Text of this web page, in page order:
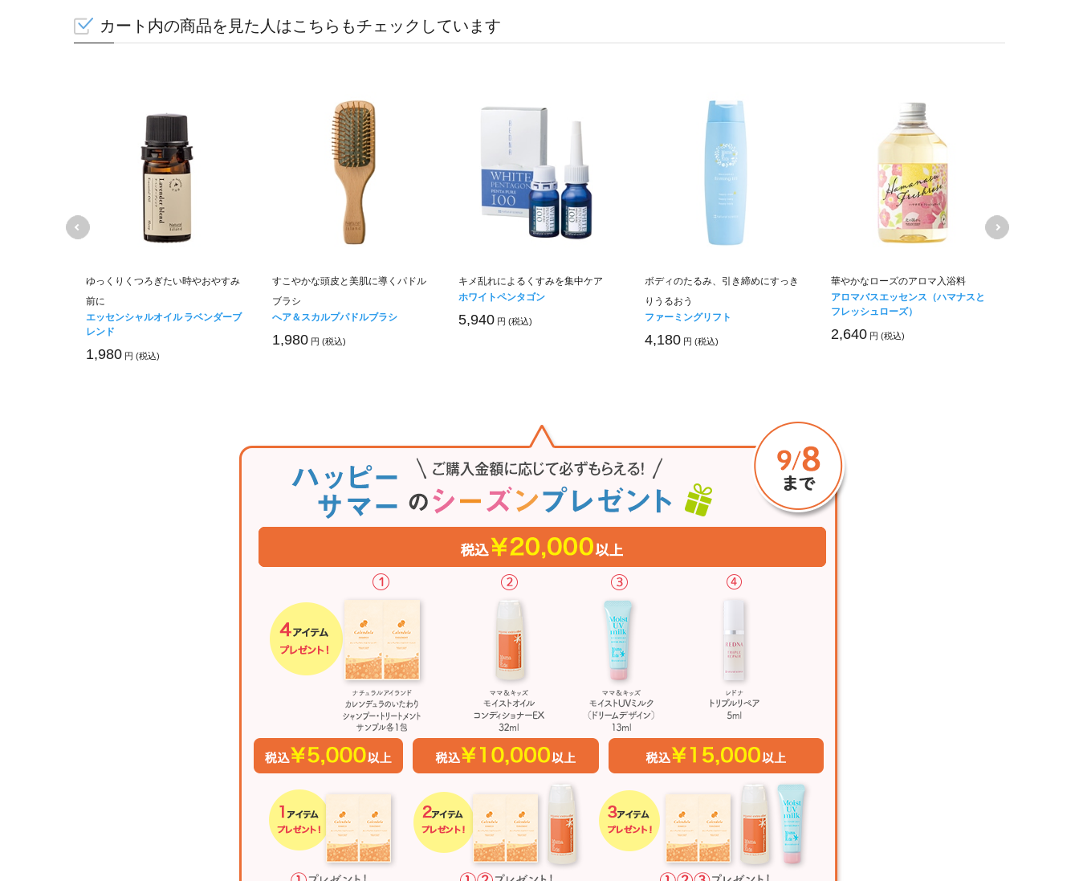
カート内の商品を見た人はこちらもチェックしています
ゆっくりくつろぎたい時やおやすみ
前に
エッセンシャルオイル ラベンダーブ
レンド
1,980 円 (税込)
すこやかな頭皮と美肌に導くパドル
ブラシ
へア＆スカルプパドルブラシ
1,980 円 (税込)
キメ乱れによるくすみを集中ケア
ホワイトペンタゴン
5,940 円 (税込)
ボディのたるみ、引き締めにすっき
りうるおう
ファーミングリフト
4,180 円 (税込)
華やかなローズのアロマ入浴料
アロマバスエッセンス（ハマナスと
フレッシュローズ）
2,640 円 (税込)